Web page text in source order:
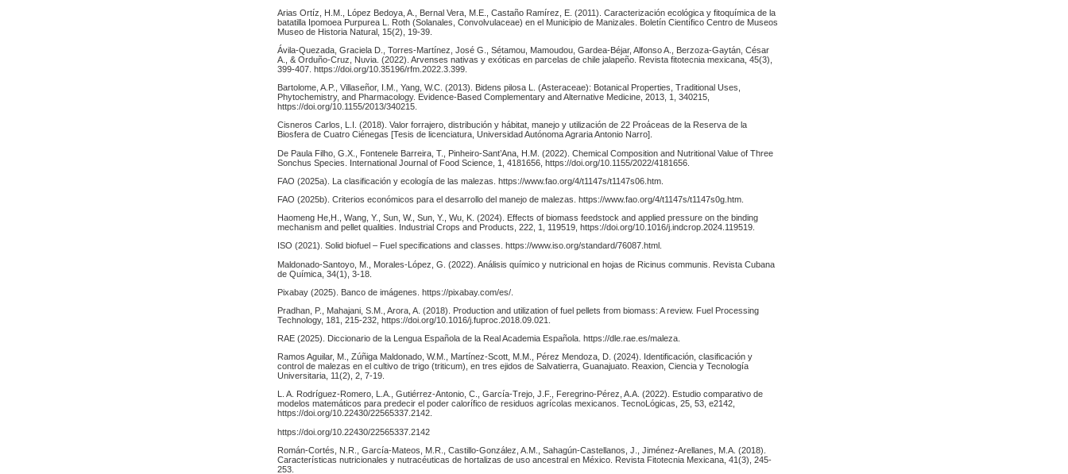
Arias Ortíz, H.M., López Bedoya, A., Bernal Vera, M.E., Castaño Ramírez, E. (2011). Caracterización ecológica y fitoquímica de la
batatilla Ipomoea Purpurea L. Roth (Solanales, Convolvulaceae) en el Municipio de Manizales. Boletín Científico Centro de Museos
Museo de Historia Natural, 15(2), 19-39.
Ávila-Quezada, Graciela D., Torres-Martínez, José G., Sétamou, Mamoudou, Gardea-Béjar, Alfonso A., Berzoza-Gaytán, César
A., & Orduño-Cruz, Nuvia. (2022). Arvenses nativas y exóticas en parcelas de chile jalapeño. Revista fitotecnia mexicana, 45(3),
399-407. https://doi.org/10.35196/rfm.2022.3.399.
Bartolome, A.P., Villaseñor, I.M., Yang, W.C. (2013). Bidens pilosa L. (Asteraceae): Botanical Properties, Traditional Uses,
Phytochemistry, and Pharmacology. Evidence-Based Complementary and Alternative Medicine, 2013, 1, 340215,
https://doi.org/10.1155/2013/340215.
Cisneros Carlos, L.I. (2018). Valor forrajero, distribución y hábitat, manejo y utilización de 22 Proáceas de la Reserva de la
Biosfera de Cuatro Ciénegas [Tesis de licenciatura, Universidad Autónoma Agraria Antonio Narro].
De Paula Filho, G.X., Fontenele Barreira, T., Pinheiro-Sant’Ana, H.M. (2022). Chemical Composition and Nutritional Value of Three
Sonchus Species. International Journal of Food Science, 1, 4181656, https://doi.org/10.1155/2022/4181656.
FAO (2025a). La clasificación y ecología de las malezas. https://www.fao.org/4/t1147s/t1147s06.htm.
FAO (2025b). Criterios económicos para el desarrollo del manejo de malezas. https://www.fao.org/4/t1147s/t1147s0g.htm.
Haomeng He,H., Wang, Y., Sun, W., Sun, Y., Wu, K. (2024). Effects of biomass feedstock and applied pressure on the binding
mechanism and pellet qualities. Industrial Crops and Products, 222, 1, 119519, https://doi.org/10.1016/j.indcrop.2024.119519.
ISO (2021). Solid biofuel – Fuel specifications and classes. https://www.iso.org/standard/76087.html.
Maldonado-Santoyo, M., Morales-López, G. (2022). Análisis químico y nutricional en hojas de Ricinus communis. Revista Cubana
de Química, 34(1), 3-18.
Pixabay (2025). Banco de imágenes. https://pixabay.com/es/.
Pradhan, P., Mahajani, S.M., Arora, A. (2018). Production and utilization of fuel pellets from biomass: A review. Fuel Processing
Technology, 181, 215-232, https://doi.org/10.1016/j.fuproc.2018.09.021.
RAE (2025). Diccionario de la Lengua Española de la Real Academia Española. https://dle.rae.es/maleza.
Ramos Aguilar, M., Zúñiga Maldonado, W.M., Martínez-Scott, M.M., Pérez Mendoza, D. (2024). Identificación, clasificación y
control de malezas en el cultivo de trigo (triticum), en tres ejidos de Salvatierra, Guanajuato. Reaxion, Ciencia y Tecnología
Universitaria, 11(2), 2, 7-19.
L. A. Rodríguez-Romero, L.A., Gutiérrez-Antonio, C., García-Trejo, J.F., Feregrino-Pérez, A.A. (2022). Estudio comparativo de
modelos matemáticos para predecir el poder calorífico de residuos agrícolas mexicanos. TecnoLógicas, 25, 53, e2142,
https://doi.org/10.22430/22565337.2142.
https://doi.org/10.22430/22565337.2142
Román-Cortés, N.R., García-Mateos, M.R., Castillo-González, A.M., Sahagún-Castellanos, J., Jiménez-Arellanes, M.A. (2018).
Características nutricionales y nutracéuticas de hortalizas de uso ancestral en México. Revista Fitotecnia Mexicana, 41(3), 245-
253.